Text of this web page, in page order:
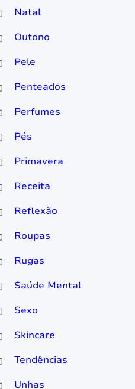
Natal
Outono
Pele
Penteados
Perfumes
Pés
Primavera
Receita
Reflexão
Roupas
Rugas
Saúde Mental
Sexo
Skincare
Tendências
Unhas